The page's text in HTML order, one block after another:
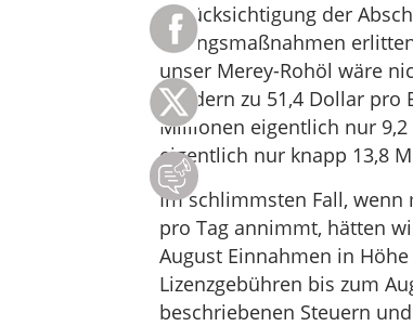
Berücksichtigung der
Zwangsmaßnahmen
unser Merey-Rohöl wäre
sondern zu 51,4 Dollar pro
Millionen eigentlich nur
eigentlich nur knapp 13,8
Im schlimmsten Fall,
pro Tag annimmt, hätten
August Einnahmen in
Lizenzgebühren bis zum
beschriebenen Steuern